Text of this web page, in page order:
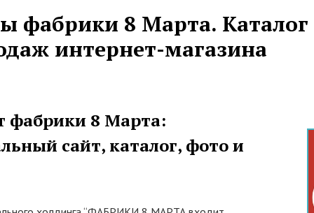
фабрики 8 Марта. Каталог
интернет-магазина
фабрики 8 Марта:
сайт, каталог, фото и